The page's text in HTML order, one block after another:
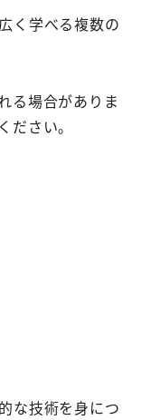
く学べる複数の
る場合がありま
さい。
な技術を身につ